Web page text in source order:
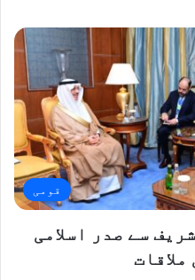
قومی
سے صدر اسلامی